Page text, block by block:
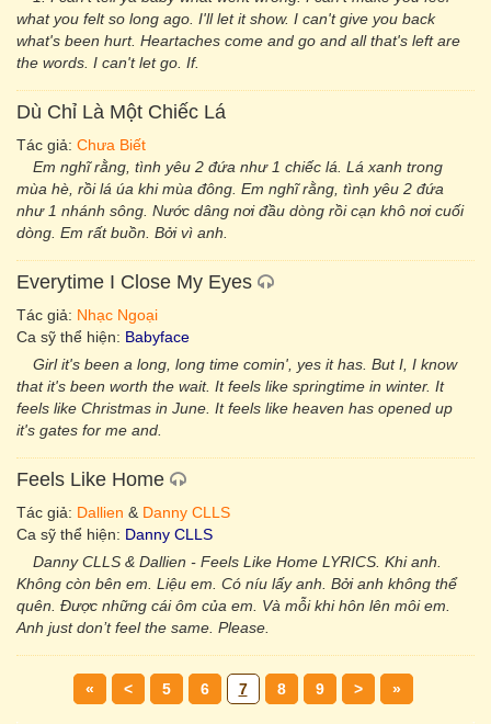
what you felt so long ago. I'll let it show. I can't give you back
what's been hurt. Heartaches come and go and all that's left are
the words. I can't let go. If.
Dù Chỉ Là Một Chiếc Lá
Tác giả: Chưa Biết
Em nghĩ rằng, tình yêu 2 đứa như 1 chiếc lá. Lá xanh trong
mùa hè, rồi lá úa khi mùa đông. Em nghĩ rằng, tình yêu 2 đứa
như 1 nhánh sông. Nước dâng nơi đầu dòng rồi cạn khô nơi cuối
dòng. Em rất buồn. Bởi vì anh.
Everytime I Close My Eyes
Tác giả: Nhạc Ngoại
Ca sỹ thể hiện: Babyface
Girl it's been a long, long time comin', yes it has. But I, I know
that it's been worth the wait. It feels like springtime in winter. It
feels like Christmas in June. It feels like heaven has opened up
it's gates for me and.
Feels Like Home
Tác giả: Dallien & Danny CLLS
Ca sỹ thể hiện: Danny CLLS
Danny CLLS & Dallien - Feels Like Home LYRICS. Khi anh.
Không còn bên em. Liệu em. Có níu lấy anh. Bởi anh không thể
quên. Được những cái ôm của em. Và mỗi khi hôn lên môi em.
Anh just don’t feel the same. Please.
« < 5 6 7 8 9 > »